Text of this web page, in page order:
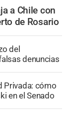
a Chile con
de Rosario
del
denuncias
Privada: cómo
en el Senado